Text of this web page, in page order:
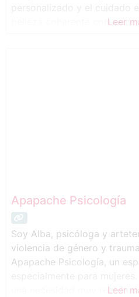
belleza coherente con la
Leer
Apapache Psicología
Soy Alba, psicóloga y
violencia de género y
Apapache Psicología, un
una necesidad muy real: la
Leer